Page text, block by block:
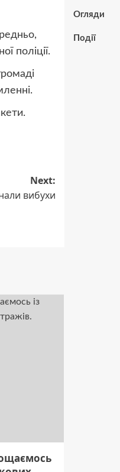
поліції.
Next:
вибухи
Огляди
Події